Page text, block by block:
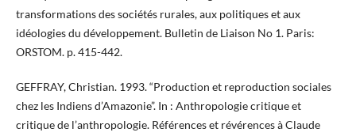
transformations des sociétés rurales, aux politiques et aux
idéologies du développement. Bulletin de Liaison No 1. Paris:
ORSTOM. p. 415-442.
GEFFRAY, Christian. 1993. “Production et reproduction sociales
chez les Indiens d’Amazonie”. In : Anthropologie critique et
critique de l’anthropologie. Références et révérences à Claude